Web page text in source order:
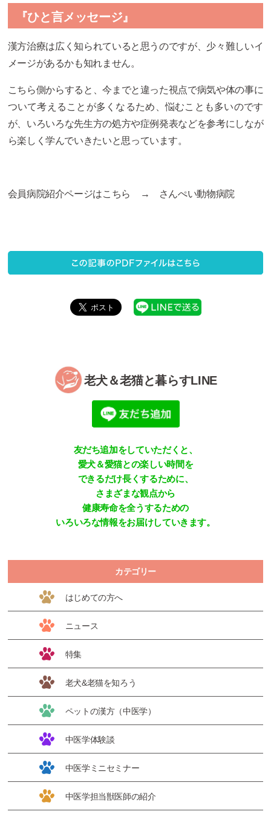
『ひと言メッセージ』
漢方治療は広く知られていると思うのですが、 少々難しいイ
メージがあるかも知れません。
こちら側からすると、今までと違った視点で病気や体の事に
ついて考えることが多くなるため、悩むことも多いのです
が、 いろいろな先生方の処方や症例発表などを参考にしなが
ら楽しく学んでいきたいと思っています。
会員病院紹介ページはこちら → さんぺい動物病院
老犬＆老猫と暮らすLINE
友だち追加をしていただくと、
愛犬＆愛猫との楽しい時間を
できるだけ長くするために、
さまざまな観点から
健康寿命を全うするための
いろいろな情報をお届けしていきます。
カテゴリー
はじめての方へ
ニュース
特集
老犬&老猫を知ろう
ペットの漢方（中医学）
中医学体験談
中医学ミニセミナー
中医学担当獣医師の紹介